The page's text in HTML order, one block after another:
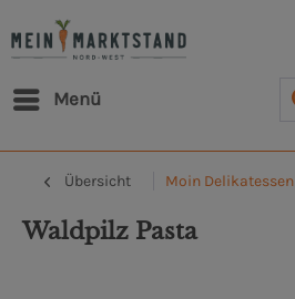
Menü
Übersicht Moin Delikatessen
Waldpilz Pasta